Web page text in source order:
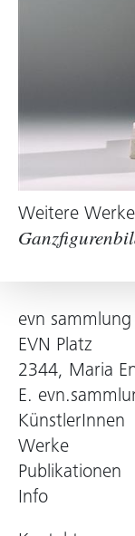
wenn sie,
bäuchlings
100 Kilo
Die vielfältige
lassen
Abramovic bis
Weitere Werke
evn sammlung
EVN Platz
2344, Maria
E.
KünstlerInnen
Werke
Publikationen
Info